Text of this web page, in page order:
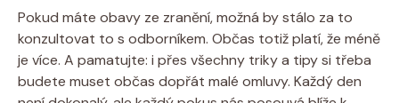
Pokud máte obavy ze zranění, možná by stálo za to
konzultovat to s odborníkem. Občas totiž platí, že méně
je více. A pamatujte: i přes všechny triky a tipy si třeba
budete muset občas dopřát malé omluvy. Každý den